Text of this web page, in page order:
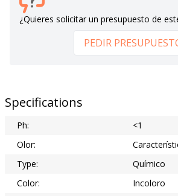
¿Quieres solicitar un presupuesto de
PEDIR
Specifications
Ph:
<1
Olor:
Type:
Químico
Color:
Incoloro